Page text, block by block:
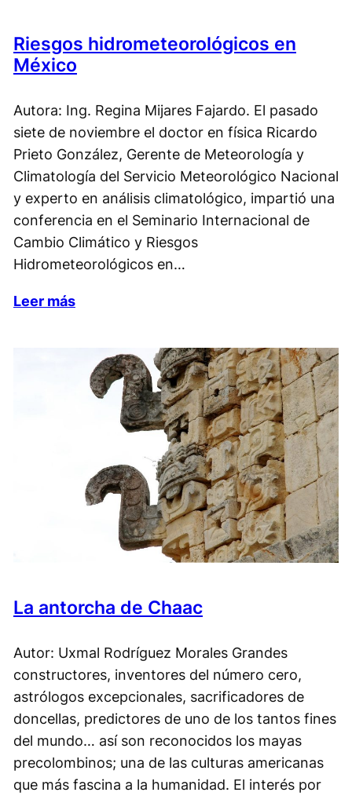
Riesgos hidrometeorológicos en
México
Autora: Ing. Regina Mijares Fajardo. El pasado
siete de noviembre el doctor en física Ricardo
Prieto González, Gerente de Meteorología y
Climatología del Servicio Meteorológico Nacional
y experto en análisis climatológico, impartió una
conferencia en el Seminario Internacional de
Cambio Climático y Riesgos
Hidrometeorológicos en…
Leer más
La antorcha de Chaac
Autor: Uxmal Rodríguez Morales Grandes
constructores, inventores del número cero,
astrólogos excepcionales, sacrificadores de
doncellas, predictores de uno de los tantos fines
del mundo… así son reconocidos los mayas
precolombinos; una de las culturas americanas
que más fascina a la humanidad. El interés por